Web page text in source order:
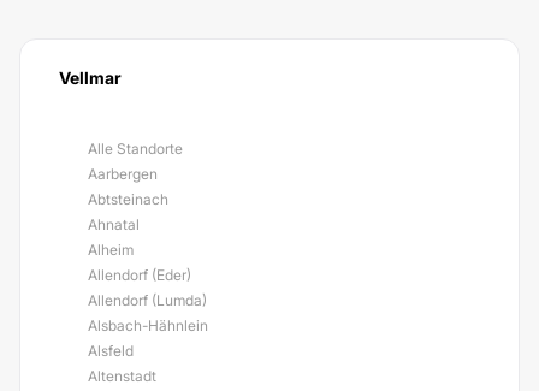
Vellmar
Alle Standorte
Aarbergen
Abtsteinach
Ahnatal
Alheim
Allendorf (Eder)
Allendorf (Lumda)
Alsbach-Hähnlein
Alsfeld
Altenstadt